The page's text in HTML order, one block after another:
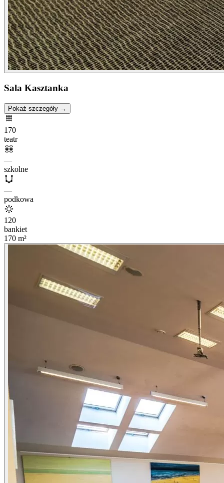
Sala Kasztanka
Pokaż szczegóły →
170
teatr
—
szkolne
—
podkowa
120
bankiet
170 m²